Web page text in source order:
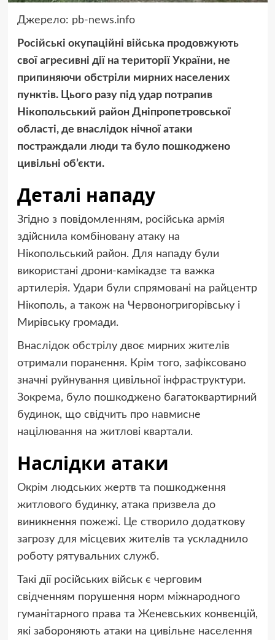
Джерело: pb-news.info
Російські окупаційні війська продовжують
свої агресивні дії на території України, не
припиняючи обстріли мирних населених
пунктів. Цього разу під удар потрапив
Нікопольський район Дніпропетровської
області, де внаслідок нічної атаки
постраждали люди та було пошкоджено
цивільні об’єкти.
Деталі нападу
Згідно з повідомленням, російська армія
здійснила комбіновану атаку на
Нікопольський район. Для нападу були
використані дрони-камікадзе та важка
артилерія. Удари були спрямовані на райцентр
Нікополь, а також на Червоногригорівську і
Мирівську громади.
Внаслідок обстрілу двоє мирних жителів
отримали поранення. Крім того, зафіксовано
значні руйнування цивільної інфраструктури.
Зокрема, було пошкоджено багатоквартирний
будинок, що свідчить про навмисне
націлювання на житлові квартали.
Наслідки атаки
Окрім людських жертв та пошкодження
житлового будинку, атака призвела до
виникнення пожежі. Це створило додаткову
загрозу для місцевих жителів та ускладнило
роботу рятувальних служб.
Такі дії російських військ є черговим
свідченням порушення норм міжнародного
гуманітарного права та Женевських конвенцій,
які забороняють атаки на цивільне населення